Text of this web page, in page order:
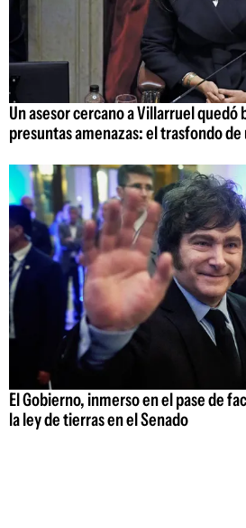
Un asesor cercano a Villarruel quedó
presuntas amenazas: el trasfondo
El Gobierno, inmerso en el pase de
la ley de tierras en el Senado